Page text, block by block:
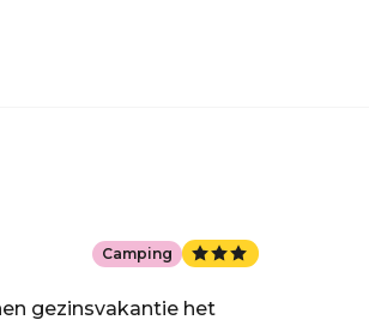
gezinsvakantie het
Camping